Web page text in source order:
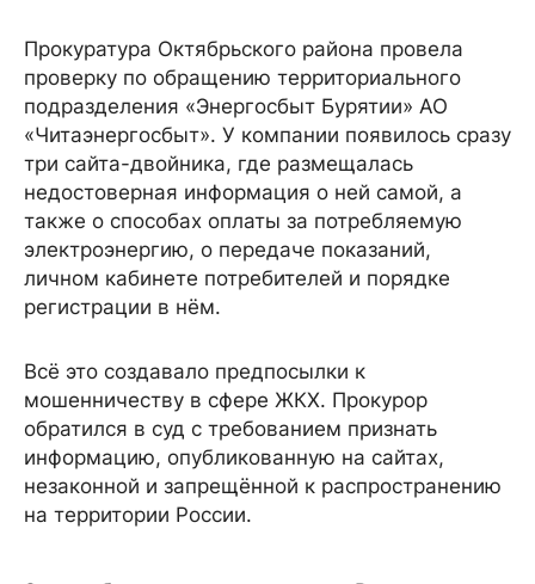
Прокуратура Октябрьского района провела
проверку по обращению территориального
подразделения «Энергосбыт Бурятии» АО
«Читаэнергосбыт». У компании появилось сразу
три сайта-двойника, где размещалась
недостоверная информация о ней самой, а
также о способах оплаты за потребляемую
электроэнергию, о передаче показаний,
личном кабинете потребителей и порядке
регистрации в нём.
Всё это создавало предпосылки к
мошенничеству в сфере ЖКХ. Прокурор
обратился в суд с требованием признать
информацию, опубликованную на сайтах,
незаконной и запрещённой к распространению
на территории России.